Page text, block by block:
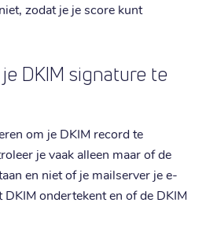
zodat je je score kunt
DKIM signature te
om je DKIM record te
je vaak alleen maar of de
en niet of je mailserver je e-
ondertekent en of de DKIM